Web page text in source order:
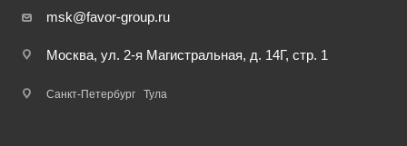
msk@favor-group.ru
Москва, ул. 2-я Магистральная, д. 14Г, стр. 1
Санкт-Петербург Тула